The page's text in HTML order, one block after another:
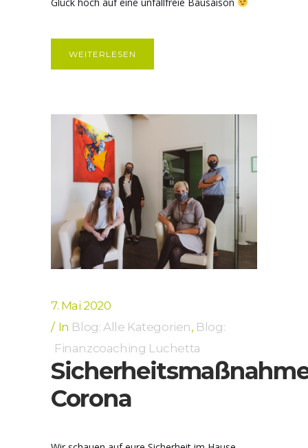
WEITERLESEN
7. Mai 2020
In Blog: Alle Kategorien, Blog:
Finanzcoaching Luchetta
Corona